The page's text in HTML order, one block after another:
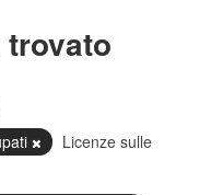
Licenze sulle